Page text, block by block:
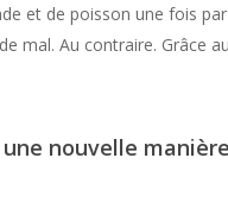
et de poisson une fois
mal. Au contraire. Grâce au
nouvelle